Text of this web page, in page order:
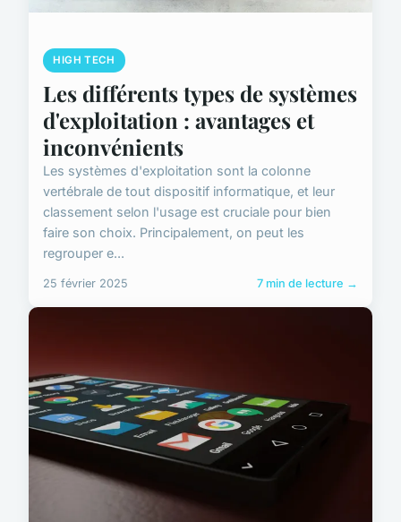
HIGH TECH
Les différents types de systèmes
d'exploitation : avantages et
inconvénients
Les systèmes d'exploitation sont la colonne
vertébrale de tout dispositif informatique, et leur
classement selon l'usage est cruciale pour bien
faire son choix. Principalement, on peut les
regrouper e...
25 février 2025 7 min de lecture →